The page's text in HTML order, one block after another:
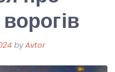
byAvtor